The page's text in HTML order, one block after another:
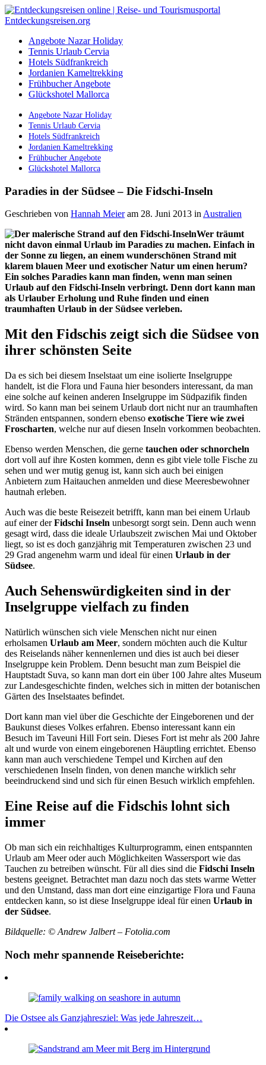
Angebote Nazar Holiday
Tennis Urlaub Cervia
Hotels Südfrankreich
Jordanien Kameltrekking
Frühbucher Angebote
Glückshotel Mallorca
Angebote Nazar Holiday
Tennis Urlaub Cervia
Hotels Südfrankreich
Jordanien Kameltrekking
Frühbucher Angebote
Glückshotel Mallorca
Paradies in der Südsee – Die Fidschi-Inseln
Geschrieben von Hannah Meier am 28. Juni 2013 inAustralien
Wer träumt
nicht davon einmal Urlaub im Paradies zu machen. Einfach in
der Sonne zu liegen, an einem wunderschönen Strand mit
klarem blauen Meer und exotischer Natur um einen herum?
Ein solches Paradies kann man finden, wenn man seinen
Urlaub auf den Fidschi-Inseln verbringt. Denn dort kann man
als Urlauber Erholung und Ruhe finden und einen
traumhaften Urlaub in der Südsee verleben.
Mit den Fidschis zeigt sich die Südsee von
ihrer schönsten Seite
Da es sich bei diesem Inselstaat um eine isolierte Inselgruppe
handelt, ist die Flora und Fauna hier besonders interessant, da man
eine solche auf keinen anderen Inselgruppe im Südpazifik finden
wird. So kann man bei seinem Urlaub dort nicht nur an traumhaften
Stränden entspannen, sondern ebenso exotische Tiere wie zwei
Froscharten, welche nur auf diesen Inseln vorkommen beobachten.
Ebenso werden Menschen, die gerne tauchen oder schnorcheln
dort voll auf ihre Kosten kommen, denn es gibt viele tolle Fische zu
sehen und wer mutig genug ist, kann sich auch bei einigen
Anbietern zum Haitauchen anmelden und diese Meeresbewohner
hautnah erleben.
Auch was die beste Reisezeit betrifft, kann man bei einem Urlaub
auf einer derFidschi Inseln unbesorgt sorgt sein. Denn auch wenn
gesagt wird, dass die ideale Urlaubszeit zwischen Mai und Oktober
liegt, so ist es doch ganzjährig mit Temperaturen zwischen 23 und
29 Grad angenehm warm und ideal für einen Urlaub in der
Südsee.
Auch Sehenswürdigkeiten sind in der
Inselgruppe vielfach zu finden
Natürlich wünschen sich viele Menschen nicht nur einen
erholsamen Urlaub am Meer, sondern möchten auch die Kultur
des Reiselands näher kennenlernen und dies ist auch bei dieser
Inselgruppe kein Problem. Denn besucht man zum Beispiel die
Hauptstadt Suva, so kann man dort ein über 100 Jahre altes Museum
zur Landesgeschichte finden, welches sich in mitten der botanischen
Gärten des Inselstaates befindet.
Dort kann man viel über die Geschichte der Eingeborenen und der
Baukunst dieses Volkes erfahren. Ebenso interessant kann ein
Besuch im Taveuni Hill Fort sein. Dieses Fort ist mehr als 200 Jahre
alt und wurde von einem eingeborenen Häuptling errichtet. Ebenso
kann man auch verschiedene Tempel und Kirchen auf den
verschiedenen Inseln finden, von denen manche wirklich sehr
beeindruckend sind und sich für einen Besuch wirklich empfehlen.
Eine Reise auf die Fidschis lohnt sich
immer
Ob man sich ein reichhaltiges Kulturprogramm, einen entspannten
Urlaub am Meer oder auch Möglichkeiten Wassersport wie das
Tauchen zu betreiben wünscht. Für all dies sind die Fidschi Inseln
bestens geeignet. Betrachtet man dazu noch das stets warme Wetter
und den Umstand, dass man dort eine einzigartige Flora und Fauna
entdecken kann, so ist diese Inselgruppe ideal für einen Urlaub in
der Südsee.
Bildquelle: © Andrew Jalbert – Fotolia.com
Noch mehr spannende Reiseberichte:
Die Ostsee als Ganzjahresziel: Was jede Jahreszeit…